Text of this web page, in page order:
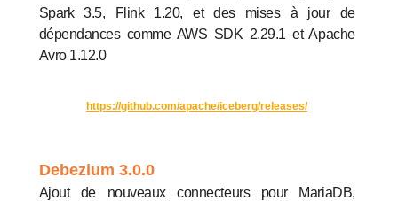
Spark 3.5, Flink 1.20, et des mises à jour de
dépendances comme AWS SDK 2.29.1 et Apache
Avro 1.12.0
https://github.com/apache/iceberg/releases/
Debezium 3.0.0
Ajout de nouveaux connecteurs pour MariaDB,